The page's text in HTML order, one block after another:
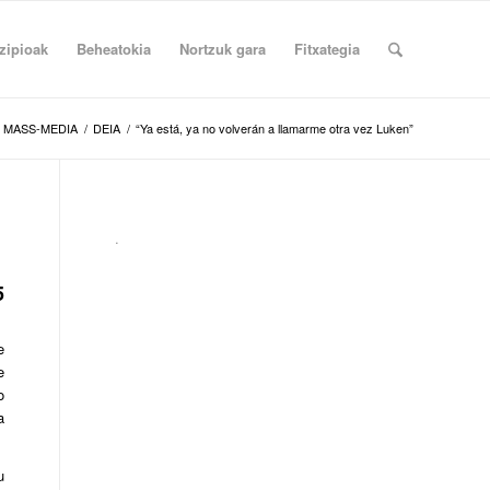
Beheatokia Nortzuk gara Fitxategia
MASS-MEDIA / DEIA / “Ya está, ya no volverán a llamarme otra vez Luken”
.